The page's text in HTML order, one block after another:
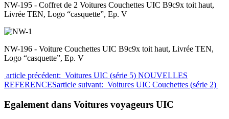
NW-195 - Coffret de 2 Voitures Couchettes UIC B9c9x toit haut,
Livrée TEN, Logo “casquette”, Ep. V
NW-196 - Voiture Couchettes UIC B9c9x toit haut, Livrée TEN,
Logo “casquette”, Ep. V
article précédent: Voitures UIC (série 5) NOUVELLES
REFERENCESarticle suivant: Voitures UIC Couchettes (série 2)
Egalement dans Voitures voyageurs UIC